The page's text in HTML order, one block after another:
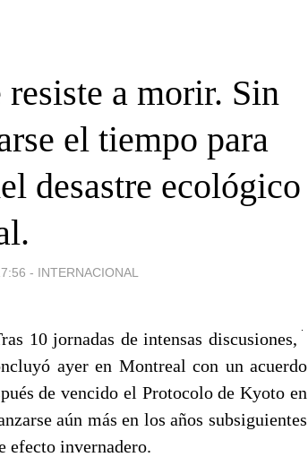
a morir. Sin
el tiempo para
desastre ecológico
- INTERNACIONAL
10 jornadas de intensas discusiones,
ayer en Montreal con un acuerdo
de vencido el Protocolo de Kyoto en
aún más en los años subsiguientes
efecto invernadero.